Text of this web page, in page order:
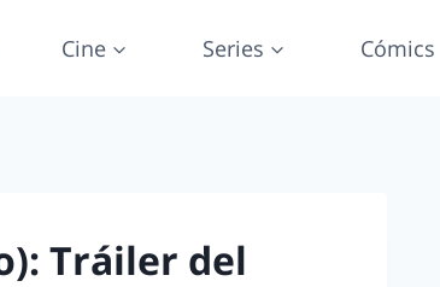
Cine Series Cómics
Tráiler del